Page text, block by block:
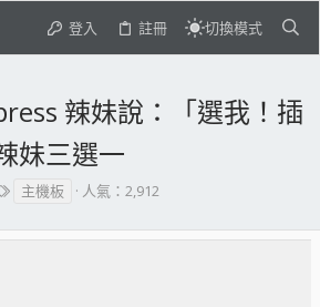
登入 註冊 切換模式
辣妹說：「選我！插
妹三選一
標主機板 人氣：2,912